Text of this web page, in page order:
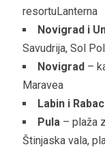
resortuLanterna
Novigrad i
Savudrija, Sol
Novigrad–
Maravea
Labin i Rabac
Pula – plaža
Štinjaska vala,